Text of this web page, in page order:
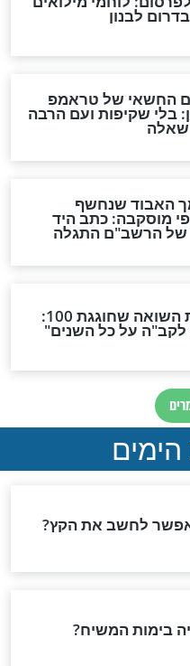
שהחרדים הם
משתפת: "מאז
לא עובדת בשבת